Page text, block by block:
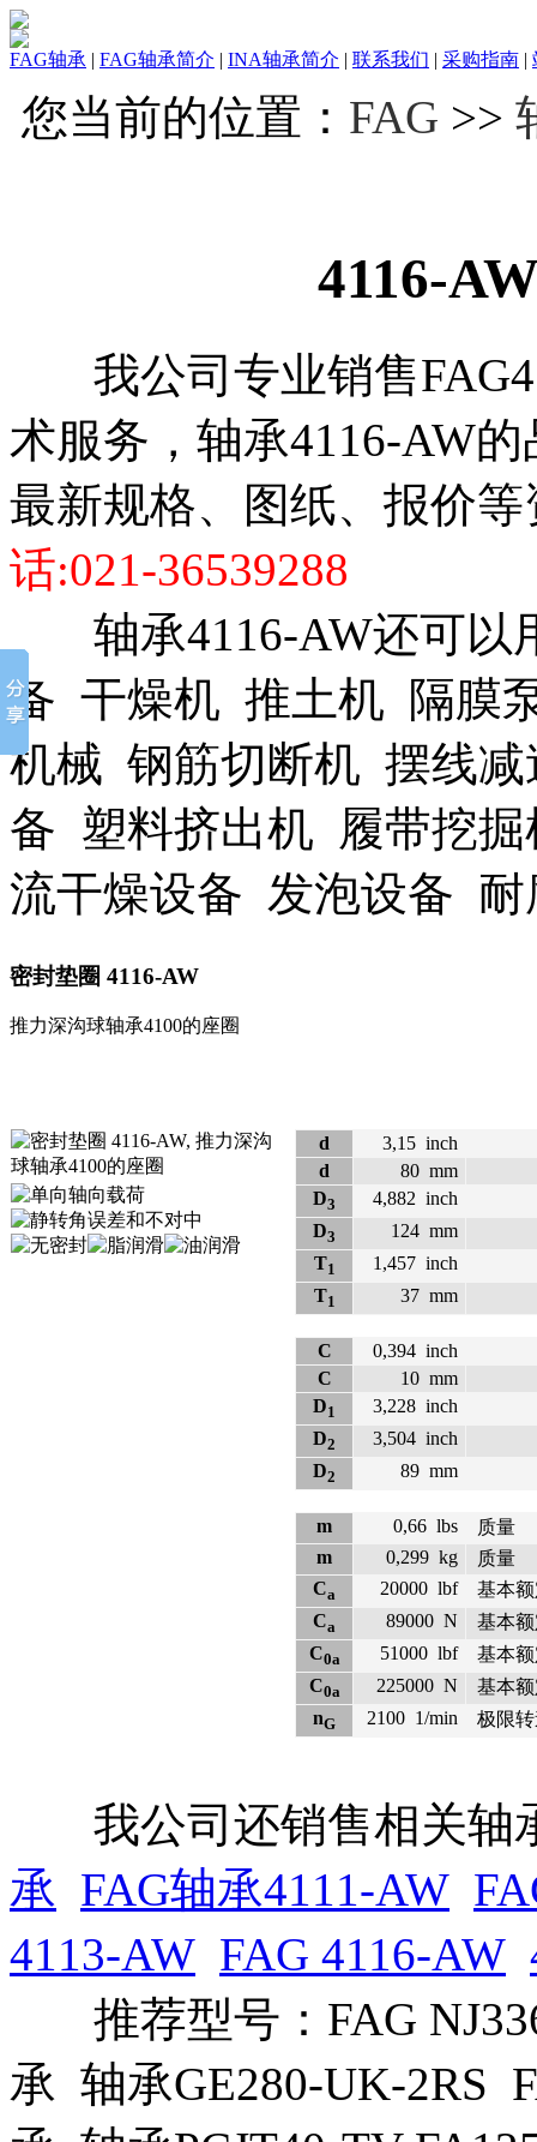
FAG轴承 | FAG轴承简介 | INA轴承简介 | 联系我们 | 采购指南 |
您当前的位置： FAG >>
4116-
我公司专业销售
术服务，轴承4116-AW
最新规格、图纸、报价
话:021-36539288
轴承4116-AW还可以
备 干燥机 推土机 隔膜
机械 钢筋切断机 摆线
备 塑料挤出机 履带挖
流干燥设备 发泡设备
密封垫圈 4116-AW
推力深沟球轴承4100的座圈
d 3,15 inch
d
80 mm
D3 4,882 inch
D3 124 mm
T1 1,457 inch
T1 37 mm
C 0,394 inch
C
10 mm
D1 3,228 inch
D2 3,504 inch
D2 89 mm
m 0,66 lbs
质量
m
0,299 kg
质量
Ca 20000 lbf
基本
Ca 89000 N
基本
C0a 51000 lbf
基本
C0a 225000 N
基本
nG 2100 1/min 极限
我公司还销售相关轴
承 FAG轴承4111-AW
4113-AW FAG 4116-AW
推荐型号：FAG
承 轴承GE280-UK-2RS